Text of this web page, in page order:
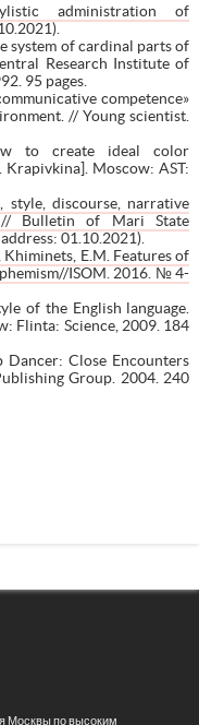
administration of
system of cardinal parts of
Research Institute of
95 pages.
competence»
// Young scientist.
to create ideal color
Moscow: AST:
style, discourse, narrative
// Bulletin of Mari State
01.10.2021).
Khiminets, E.M. Features of
ISOM. 2016. № 4-
of the English language.
Flinta: Science, 2009. 184
Dancer: Close Encounters
Group. 2004. 240
Москвы по высоким